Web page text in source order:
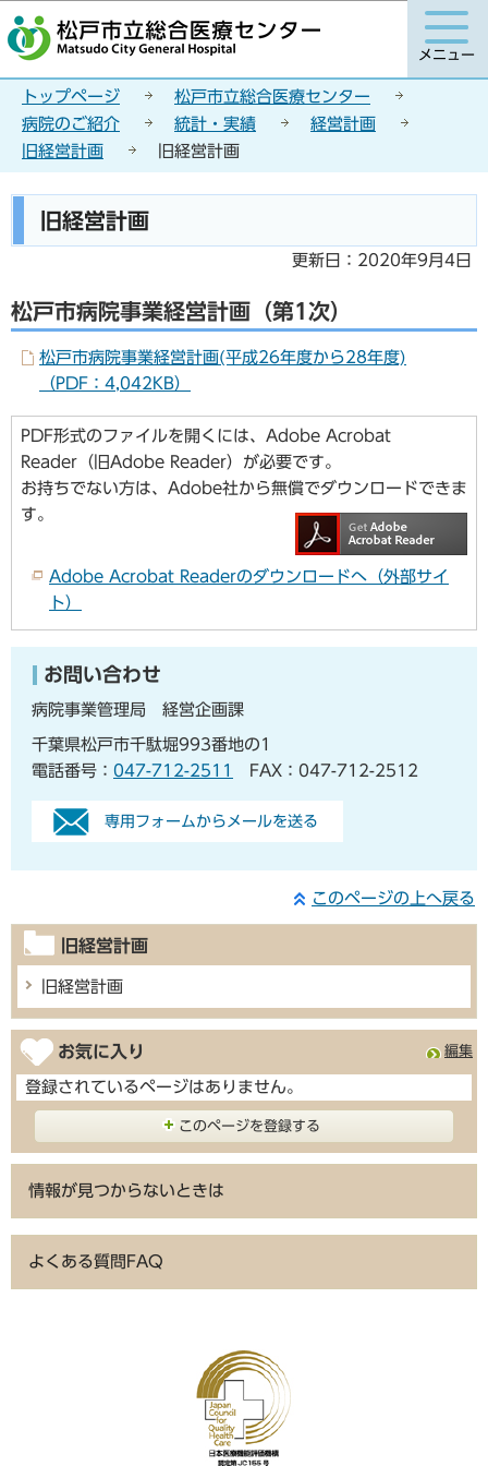
こ
の
先
頭
す
メニュー
トップページ
松戸市立総合医療センター
病院のご紹介
統計・実績
経営計画
旧経営計画
旧経営計画
か
旧経営計画
更新日：2020年9月4日
松戸市病院事業経営計画（第1次）
松戸市病院事業経営計画(平成26年度から28年度)
（PDF：4,042KB）
PDF形式のファイルを開くには、Adobe Acrobat
Reader（旧Adobe Reader）が必要です。
お持ちでない方は、Adobe社から無償でダウンロードできま
す。
Adobe Acrobat Readerのダウンロードへ（外部サイ
ト）
お問い合わせ
病院事業管理局 経営企画課
千葉県松戸市千駄堀993番地の1
電話番号： 047-712-2511 FAX：047-712-2512
専用フォームからメールを送る
このページの上へ戻る
旧経営計画
旧経営計画
お気に入り 編集
登録されているページはありません。
このページを登録する
情報が見つからないときは
よくある質問FAQ